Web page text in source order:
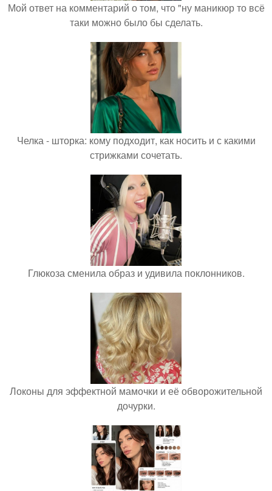
Мой ответ на комментарий о том, что "ну маникюр то всё
таки можно было бы сделать.
Челка - шторка: кому подходит, как носить и с какими
стрижками сочетать.
Глюкоза сменила образ и удивила поклонников.
Локоны для эффектной мамочки и её обворожительной
дочурки.